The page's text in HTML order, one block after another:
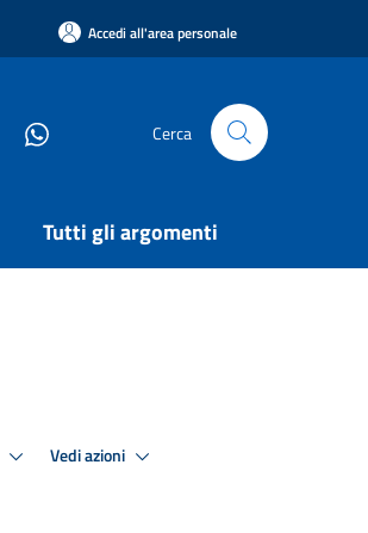
Accedi all'area personale
Cerca
Tutti gli argomenti
Vedi azioni